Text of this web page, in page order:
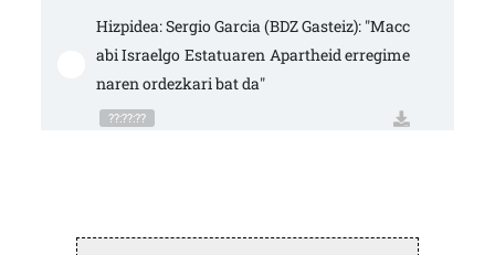
Hizpidea: Sergio Garcia (BDZ Gasteiz): "Macc
abi Israelgo Estatuaren Apartheid erregime
naren ordezkari bat da"
??:??:??